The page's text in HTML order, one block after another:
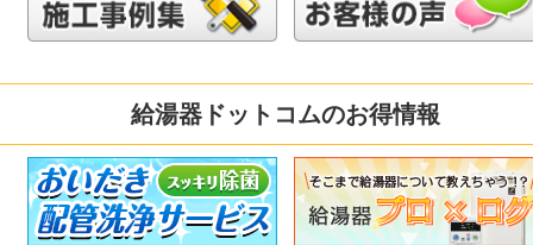
給湯器ドットコムのお得情報